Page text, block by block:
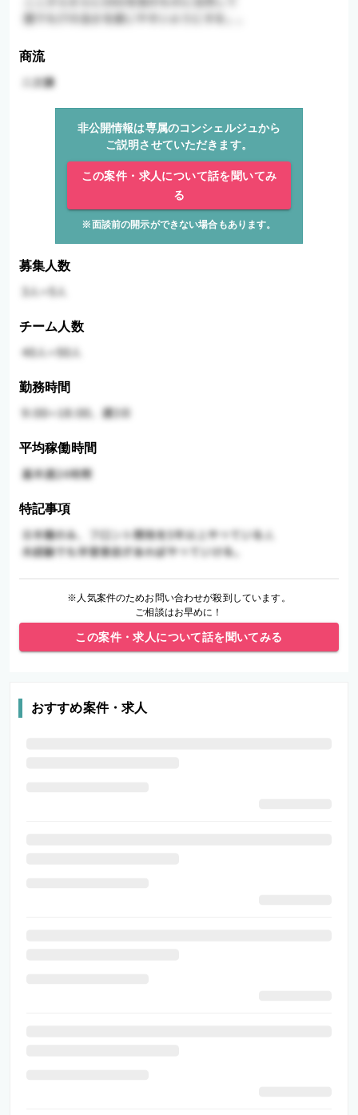
商流
非公開情報は専属のコンシェルジュから
ご説明させていただきます。
この案件・求人について話を聞いてみ
る
※面談前の開示ができない場合もあります。
募集人数
チーム人数
勤務時間
平均稼働時間
特記事項
※人気案件のためお問い合わせが殺到しています。
ご相談はお早めに！
この案件・求人について話を聞いてみる
おすすめ案件・求人